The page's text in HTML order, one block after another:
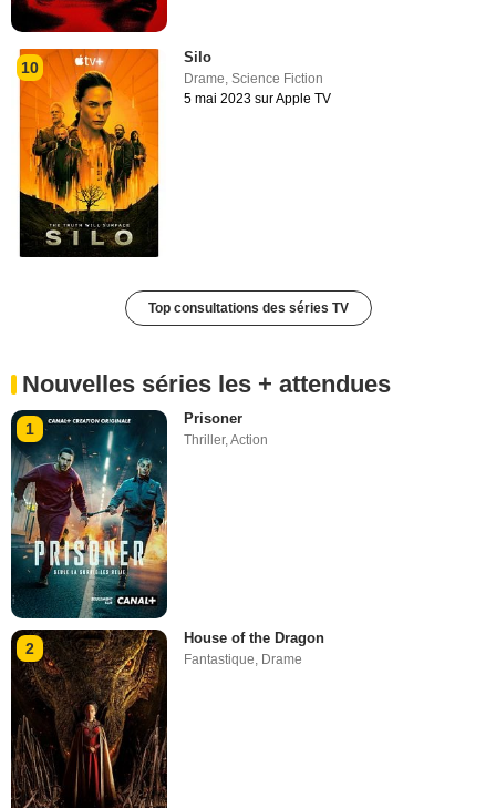
10
Silo
Drame ,Science Fiction
5 mai 2023 sur Apple TV
Top consultations des séries TV
Nouvelles séries les + attendues
1
Prisoner
Thriller,Action
2
House of the Dragon
Fantastique, Drame